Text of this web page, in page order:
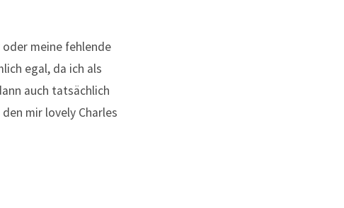
meine fehlende
egal, da ich als
auch tatsächlich
mir lovely Charles